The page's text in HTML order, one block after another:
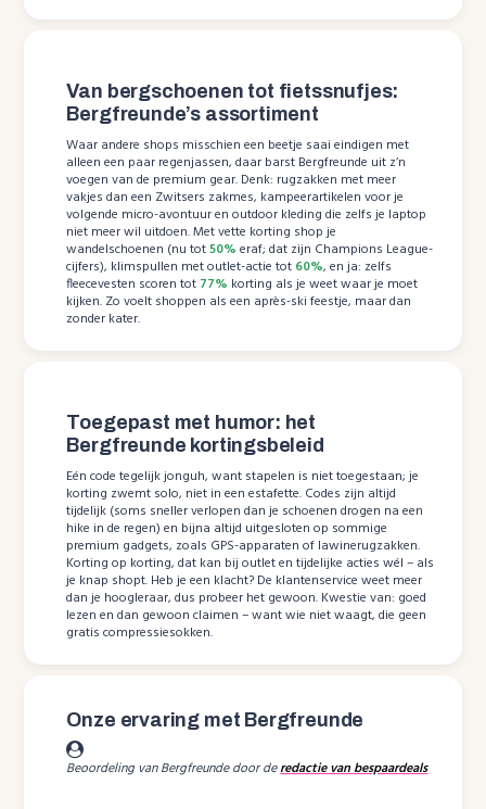
Van bergschoenen tot fietssnufjes:
Bergfreunde’s assortiment
Waar andere shops misschien een beetje saai eindigen met
alleen een paar regenjassen, daar barst Bergfreunde uit z’n
voegen van de premium gear. Denk: rugzakken met meer
vakjes dan een Zwitsers zakmes, kampeerartikelen voor je
volgende micro-avontuur en outdoor kleding die zelfs je laptop
niet meer wil uitdoen. Met vette korting shop je
wandelschoenen (nu tot50% eraf; dat zijn Champions League-
cijfers), klimspullen met outlet-actie tot 60%, en ja: zelfs
fleecevesten scoren tot 77% korting als je weet waar je moet
kijken. Zo voelt shoppen als een après-ski feestje, maar dan
zonder kater.
Toegepast met humor: het
Bergfreunde kortingsbeleid
Eén code tegelijk jonguh, want stapelen is niet toegestaan; je
korting zwemt solo, niet in een estafette. Codes zijn altijd
tijdelijk (soms sneller verlopen dan je schoenen drogen na een
hike in de regen) en bijna altijd uitgesloten op sommige
premium gadgets, zoals GPS-apparaten of lawinerugzakken.
Korting op korting, dat kan bij outlet en tijdelijke acties wél – als
je knap shopt. Heb je een klacht? De klantenservice weet meer
dan je hoogleraar, dus probeer het gewoon. Kwestie van: goed
lezen en dan gewoon claimen – want wie niet waagt, die geen
gratis compressiesokken.
Onze ervaring met Bergfreunde
Beoordeling van Bergfreunde door deredactie van bespaardeals